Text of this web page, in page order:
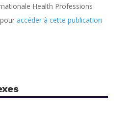
Health Professions
accéder à cette publication